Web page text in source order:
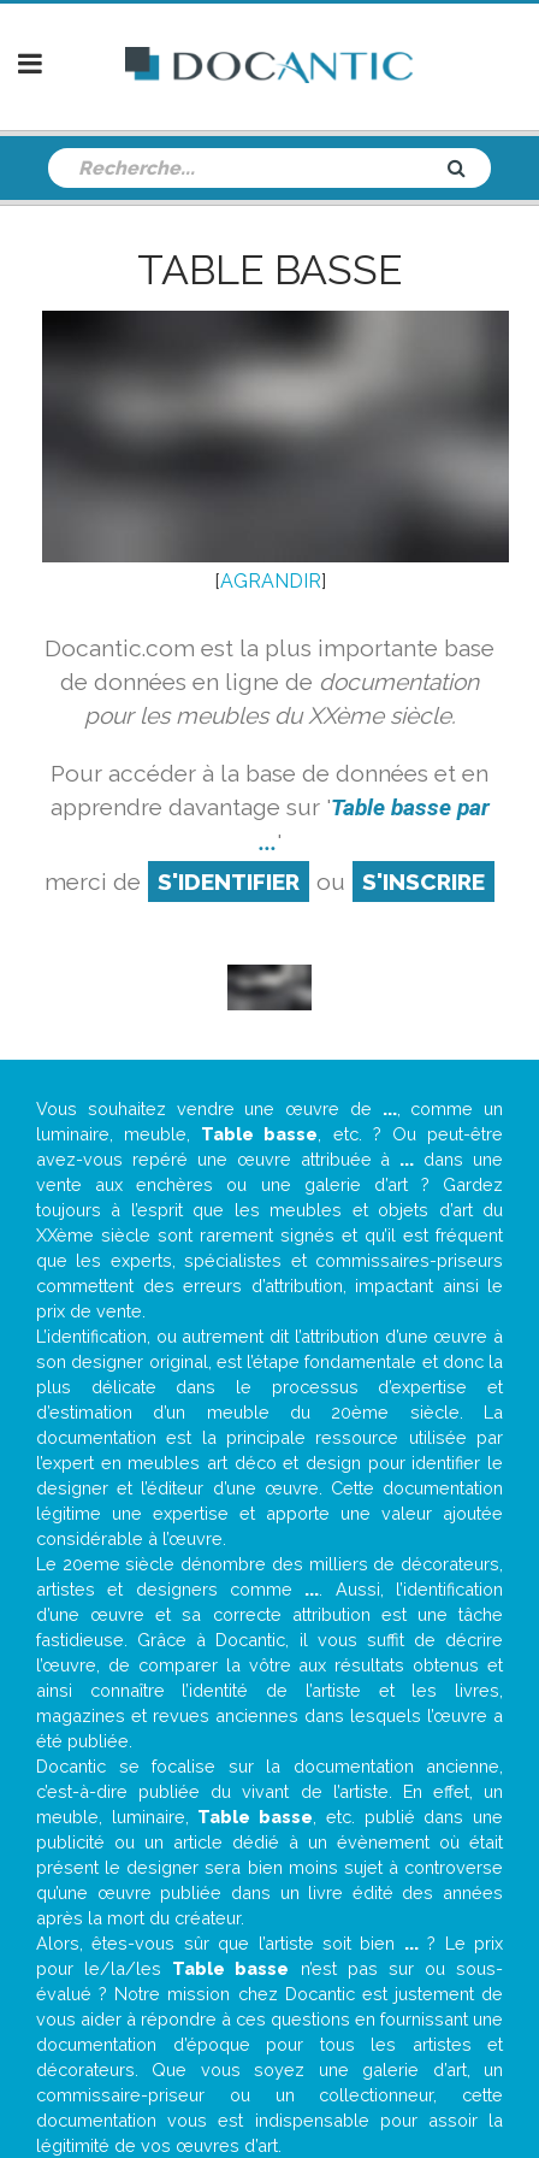
TABLE BASSE
[AGRANDIR]
Docantic.com est la plus importante base
de données en ligne de documentation
pour les meubles du XXème siècle.
Pour accéder à la base de données et en
apprendre davantage sur 'Table basse par
...'
merci de
S'IDENTIFIER ou S'INSCRIRE
Vous souhaitez vendre une œuvre de ..., comme un
luminaire, meuble, Table basse , etc. ? Ou peut-être
avez-vous repéré une œuvre attribuée à ... dans une
vente aux enchères ou une galerie d’art ? Gardez
toujours à l’esprit que les meubles et objets d’art du
XXème siècle sont rarement signés et qu’il est fréquent
que les experts, spécialistes et commissaires-priseurs
commettent des erreurs d’attribution, impactant ainsi le
prix de vente.
L’identification, ou autrement dit l’attribution d’une œuvre à
son designer original, est l’étape fondamentale et donc la
plus délicate dans le processus d’expertise et
d’estimation d’un meuble du 20ème siècle. La
documentation est la principale ressource utilisée par
l’expert en meubles art déco et design pour identifier le
designer et l’éditeur d’une œuvre. Cette documentation
légitime une expertise et apporte une valeur ajoutée
considérable à l’œuvre.
Le 20eme siècle dénombre des milliers de décorateurs,
artistes et designers comme ... . Aussi, l’identification
d’une œuvre et sa correcte attribution est une tâche
fastidieuse. Grâce à Docantic, il vous suffit de décrire
l’œuvre, de comparer la vôtre aux résultats obtenus et
ainsi connaître l’identité de l’artiste et les livres,
magazines et revues anciennes dans lesquels l’œuvre a
été publiée.
Docantic se focalise sur la documentation ancienne,
c’est-à-dire publiée du vivant de l’artiste. En effet, un
meuble, luminaire, Table basse , etc. publié dans une
publicité ou un article dédié à un évènement où était
présent le designer sera bien moins sujet à controverse
qu’une œuvre publiée dans un livre édité des années
après la mort du créateur.
Alors, êtes-vous sûr que l’artiste soit bien ...? Le prix
pour le/la/les Table basse n’est pas sur ou sous-
évalué ? Notre mission chez Docantic est justement de
vous aider à répondre à ces questions en fournissant une
documentation d’époque pour tous les artistes et
décorateurs. Que vous soyez une galerie d’art, un
commissaire-priseur ou un collectionneur, cette
documentation vous est indispensable pour assoir la
légitimité de vos œuvres d’art.